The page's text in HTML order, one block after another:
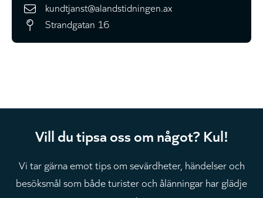
kundtjanst@alandstidningen.ax
Strandgatan 16
Vill du tipsa oss om något? Kul!
Vi tar gärna emot tips om sevärdheter, händelser och
besöksmål som både turister och ålänningar har glädje